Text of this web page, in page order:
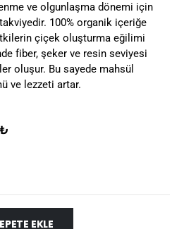
ve olgunlaşma dönemi için
100% organik içeriğe
çiçek oluşturma eğilimi
fiber, şeker ve resin seviyesi
oluşur. Bu sayede mahsül
ve lezzeti artar.
₺
EKLE